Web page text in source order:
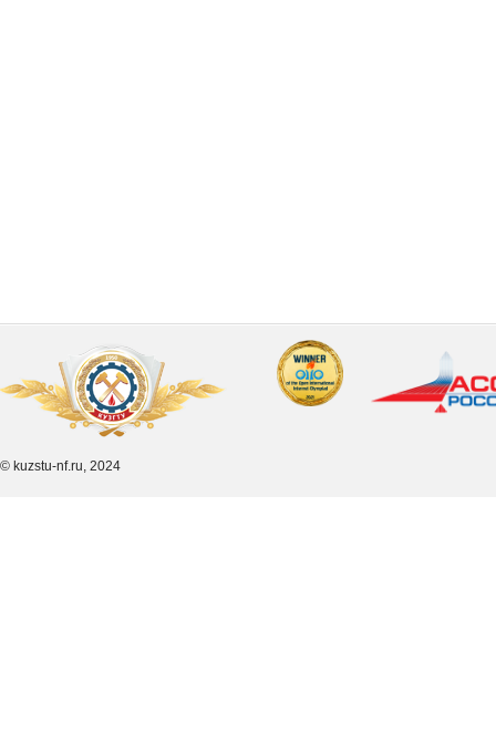
© kuzstu-nf.ru, 2024